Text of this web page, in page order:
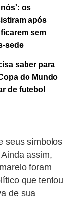
nós': os
após
sem
sede
saber para
do Mundo
de futebol
seus símbolos
assim,
foram
que tentou
de sua